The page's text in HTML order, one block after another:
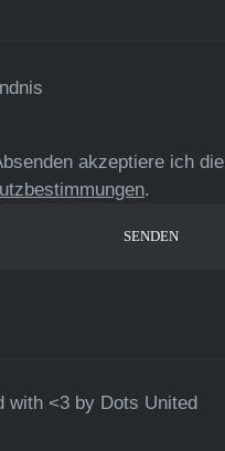
akzeptiere ich die
.
with <3 by Dots United